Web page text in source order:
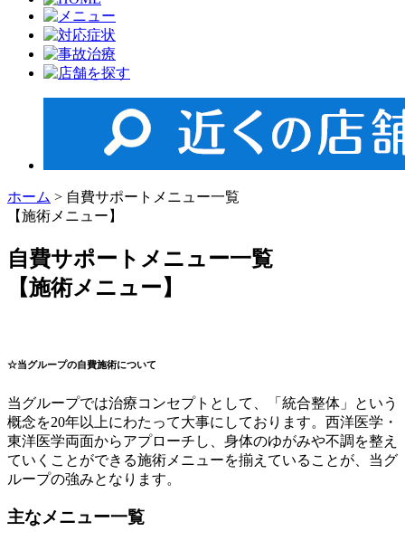
ホーム > 自費サポートメニュー一覧
【施術メニュー】
自費サポートメニュー一覧
【施術メニュー】
☆当グループの自費施術について
当グループでは治療コンセプトとして、「統合整体」という
概念を20年以上にわたって大事にしております。西洋医学・
東洋医学両面からアプローチし、身体のゆがみや不調を整え
ていくことができる施術メニューを揃えていることが、当グ
ループの強みとなります。
主なメニュー一覧